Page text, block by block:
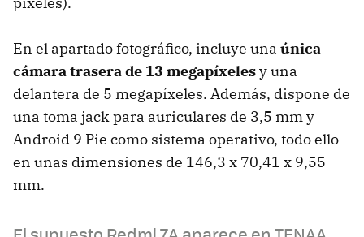
En el apartado fotográfico, incluye una única
cámara trasera de 13 megapíxelesy una
delantera de 5 megapíxeles. Además, dispone de
una toma jack para auriculares de 3,5 mm y
Android 9 Pie como sistema operativo, todo ello
en unas dimensiones de 146,3 x 70,41 x 9,55
mm.